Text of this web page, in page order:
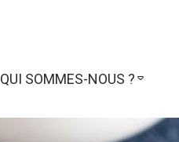
QUI SOMMES-NOUS ?